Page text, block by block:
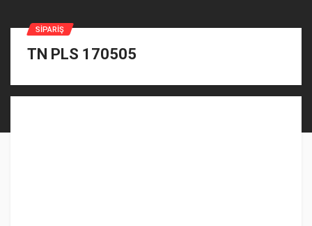
TN PLS 170505
SIPARIŞ